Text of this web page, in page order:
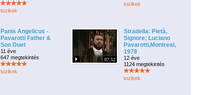
tozikek
tozikek
Panis Angelicus -
Pavarotti Father &
Son Duet
11 éve
647 megtekintés
tozikek
07:52
Stradella: Pietà,
Signore; Luciano
Pavarotti,Montreal,
1978
12 éve
1124 megtekintés
tozikek